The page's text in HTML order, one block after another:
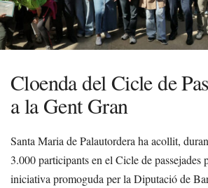
Cloenda del Cicle de
a la Gent Gran
Santa Maria de Palautordera ha acollit,
3.000 participants en el Cicle de passejades
iniciativa promoguda per la Diputació de